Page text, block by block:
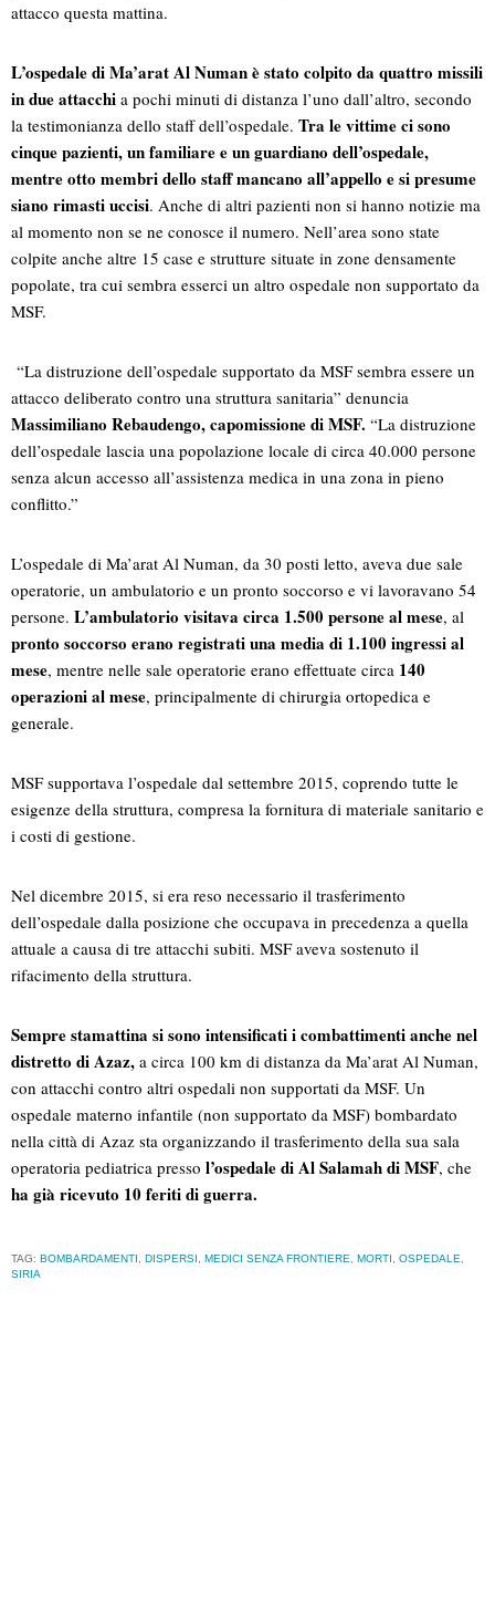
attacco questa mattina.
L’ospedale di Ma’arat Al Numan è stato colpito da quattro missili
in due attacchi a pochi minuti di distanza l’uno dall’altro, secondo
la testimonianza dello staff dell’ospedale. Tra le vittime ci sono
cinque pazienti, un familiare e un guardiano dell’ospedale,
mentre otto membri dello staff mancano all’appello e si presume
siano rimasti uccisi. Anche di altri pazienti non si hanno notizie ma
al momento non se ne conosce il numero. Nell’area sono state
colpite anche altre 15 case e strutture situate in zone densamente
popolate, tra cui sembra esserci un altro ospedale non supportato da
MSF.
“La distruzione dell’ospedale supportato da MSF sembra essere un
attacco deliberato contro una struttura sanitaria” denuncia
Massimiliano Rebaudengo, capomissione di MSF. “La distruzione
dell’ospedale lascia una popolazione locale di circa 40.000 persone
senza alcun accesso all’assistenza medica in una zona in pieno
conflitto.”
L’ospedale di Ma’arat Al Numan, da 30 posti letto, aveva due sale
operatorie, un ambulatorio e un pronto soccorso e vi lavoravano 54
persone. L’ambulatorio visitava circa 1.500 persone al mese, al
pronto soccorso erano registrati una media di 1.100 ingressi al
mese, mentre nelle sale operatorie erano effettuate circa 140
operazioni al mese, principalmente di chirurgia ortopedica e
generale.
MSF supportava l’ospedale dal settembre 2015, coprendo tutte le
esigenze della struttura, compresa la fornitura di materiale sanitario e
i costi di gestione.
Nel dicembre 2015, si era reso necessario il trasferimento
dell’ospedale dalla posizione che occupava in precedenza a quella
attuale a causa di tre attacchi subiti. MSF aveva sostenuto il
rifacimento della struttura.
Sempre stamattina si sono intensificati i combattimenti anche nel
distretto di Azaz, a circa 100 km di distanza da Ma’arat Al Numan,
con attacchi contro altri ospedali non supportati da MSF. Un
ospedale materno infantile (non supportato da MSF) bombardato
nella città di Azaz sta organizzando il trasferimento della sua sala
operatoria pediatrica presso l’ospedale di Al Salamah di MSF, che
ha già ricevuto 10 feriti di guerra.
TAG: BOMBARDAMENTI, DISPERSI, MEDICI SENZA FRONTIERE, MORTI, OSPEDALE,
SIRIA